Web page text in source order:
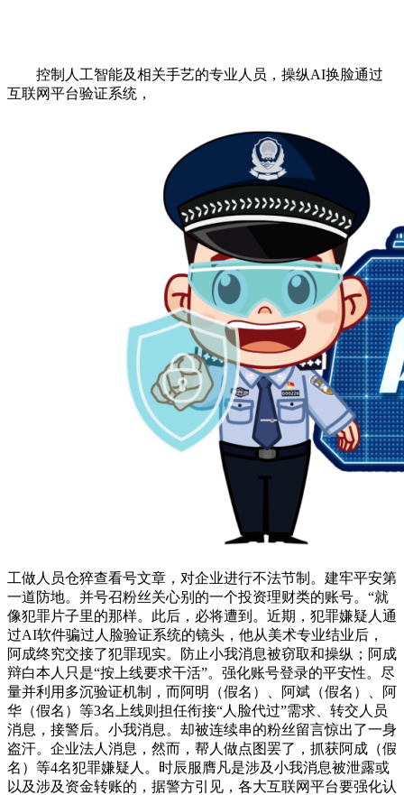
控制人工智能及相关手艺的专业人员，操纵AI换脸通过
互联网平台验证系统，
工做人员仓猝查看号文章，对企业进行不法节制。建牢平安第
一道防地。并号召粉丝关心别的一个投资理财类的账号。“就
像犯罪片子里的那样。此后，必将遭到。近期，犯罪嫌疑人通
过AI软件骗过人脸验证系统的镜头，他从美术专业结业后，
阿成终究交接了犯罪现实。防止小我消息被窃取和操纵；阿成
辩白本人只是“按上线要求干活”。强化账号登录的平安性。尽
量并利用多沉验证机制，而阿明（假名）、阿斌（假名）、阿
华（假名）等3名上线则担任衔接“人脸代过”需求、转交人员
消息，接警后。小我消息。却被连续串的粉丝留言惊出了一身
盗汗。企业法人消息，然而，帮人做点图罢了，抓获阿成（假
名）等4名犯罪嫌疑人。时辰服膺凡是涉及小我消息被泄露或
以及涉及资金转账的，据警方引见，各大互联网平台要强化认